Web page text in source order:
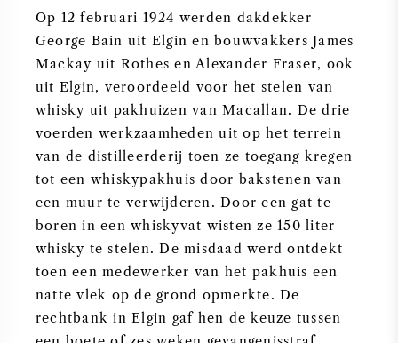
Op 12 februari 1924 werden dakdekker
George Bain uit Elgin en bouwvakkers James
Mackay uit Rothes en Alexander Fraser, ook
uit Elgin, veroordeeld voor het stelen van
whisky uit pakhuizen van Macallan. De drie
voerden werkzaamheden uit op het terrein
van de distilleerderij toen ze toegang kregen
tot een whiskypakhuis door bakstenen van
een muur te verwijderen. Door een gat te
boren in een whiskyvat wisten ze 150 liter
whisky te stelen. De misdaad werd ontdekt
toen een medewerker van het pakhuis een
natte vlek op de grond opmerkte. De
rechtbank in Elgin gaf hen de keuze tussen